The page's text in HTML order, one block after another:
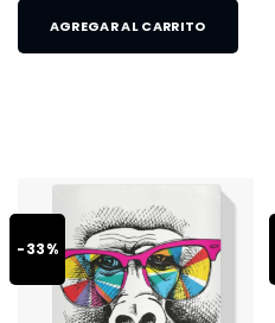
AGREGAR AL CARRITO
-33%